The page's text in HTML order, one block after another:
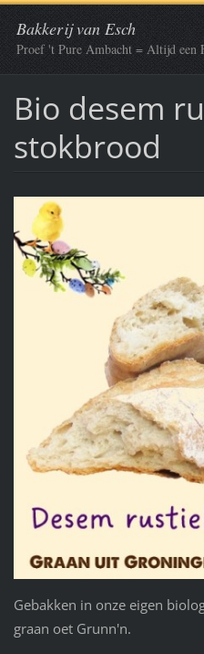
Bakkerij van Esch
Proef 't Pure Ambacht = Altijd een
Bio desem
stokbrood
Gebakken in onze eigen
graan oet Grunn'n.